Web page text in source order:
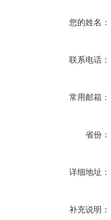
您的姓名：
联系电话：
常用邮箱：
省份：
详细地址：
补充说明：